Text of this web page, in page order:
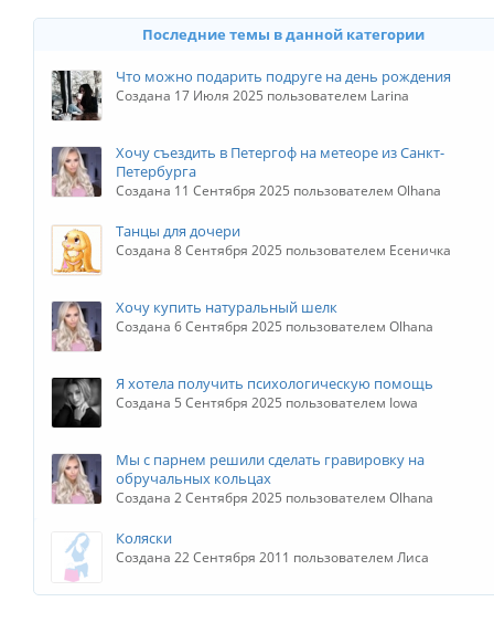
Последние темы в данной категории
Что можно подарить подруге на день рождения
Создана 17 Июля 2025 пользователем Larina
Хочу съездить в Петергоф на метеоре из Санкт-
Петербурга
Создана 11 Сентября 2025 пользователем Olhana
Танцы для дочери
Создана 8 Сентября 2025 пользователем Есеничка
Хочу купить натуральный шелк
Создана 6 Сентября 2025 пользователем Olhana
Я хотела получить психологическую помощь
Создана 5 Сентября 2025 пользователем Iowa
Мы с парнем решили сделать гравировку на
обручальных кольцах
Создана 2 Сентября 2025 пользователем Olhana
Коляски
Создана 22 Сентября 2011 пользователем Лиса